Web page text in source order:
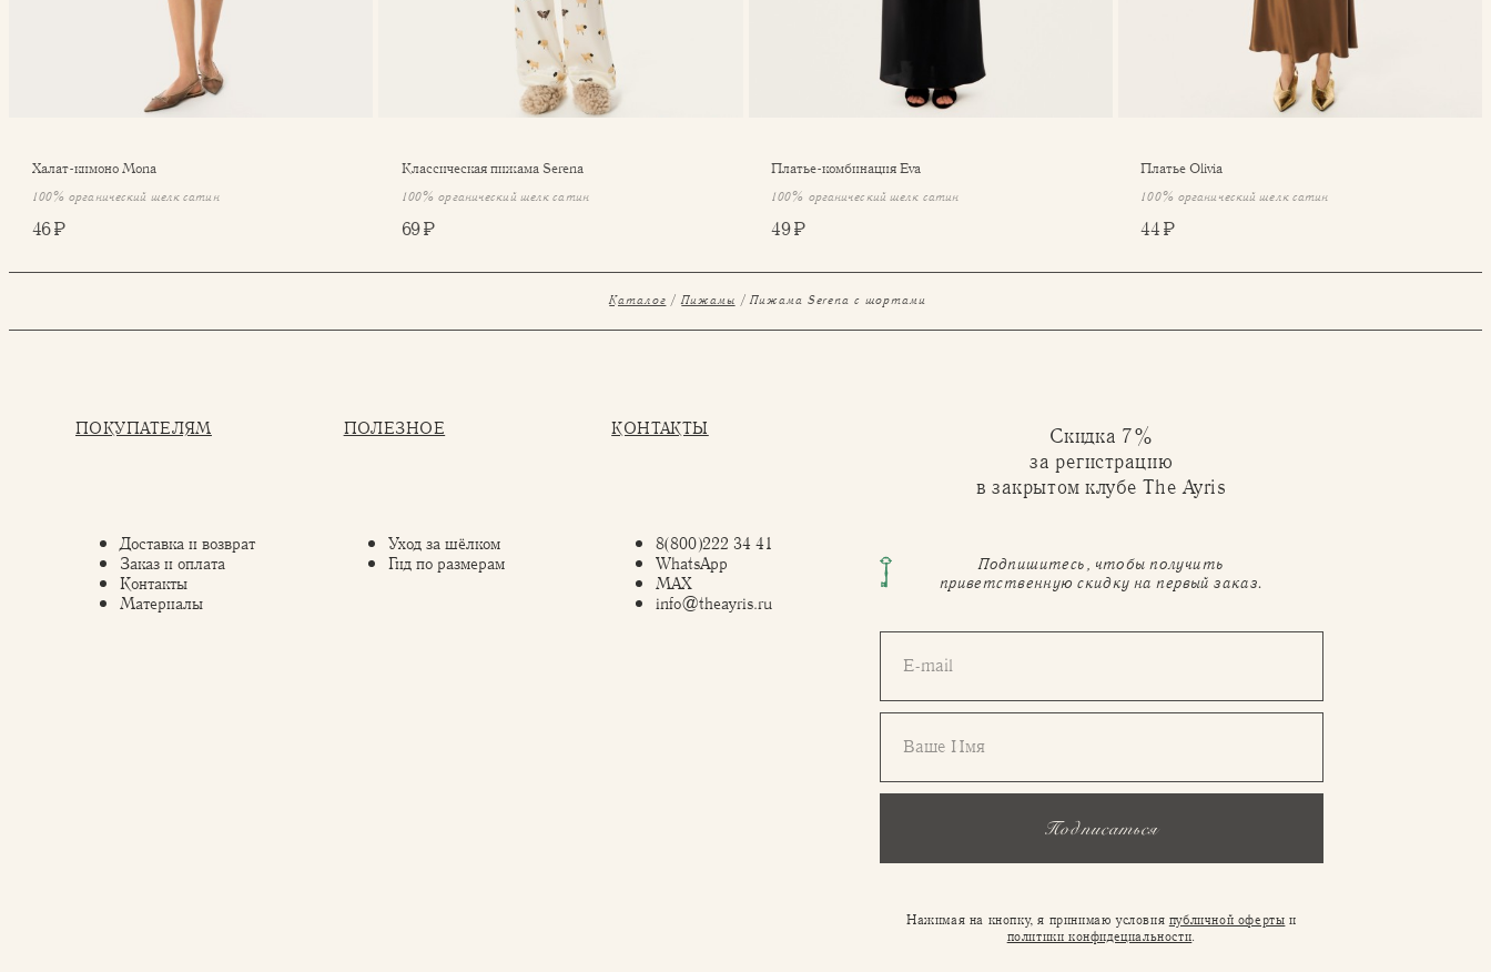
Халат-кимоно Mona
100% органический шелк сатин
46 ₽
Классическая пижама Serena
100% органический шелк сатин
69 ₽
Платье-комбинация Eva
100% органический шелк сатин
49 ₽
Платье Olivia
100% органический шелк сатин
44 ₽
Каталог Пижамы Пижама Serena с шортами
ПОКУПАТЕЛЯМ
Доставка и возврат
Заказ и оплата
Контакты
Материалы
ПОЛЕЗНОЕ
Уход за шёлком
Гид по размерам
КОНТАКТЫ
8(800)222 34 41
WhatsApp
MAX
info@theayris.ru
Скидка 7%
за регистрацию
в закрытом клубе The Ayris
Подпишитесь, чтобы получить
приветственную скидку на первый заказ.
E-mail
Ваше Имя
Подписаться
Нажимая на кнопку, я принимаю условия публичной оферты и
политики конфидециальности